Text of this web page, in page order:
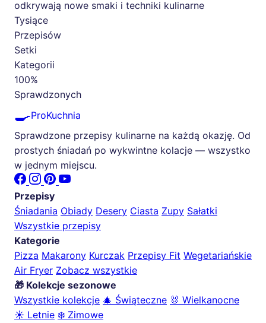
odkrywają nowe smaki i techniki kulinarne
Tysiące
Przepisów
Setki
Kategorii
100%
Sprawdzonych
🍳ProKuchnia
Sprawdzone przepisy kulinarne na każdą okazję. Od
prostych śniadań po wykwintne kolacje — wszystko
w jednym miejscu.
Przepisy
Śniadania Obiady Desery Ciasta Zupy Sałatki
Wszystkie przepisy
Kategorie
Pizza Makarony Kurczak Przepisy Fit Wegetariańskie
Air Fryer Zobacz wszystkie
🎁 Kolekcje sezonowe
Wszystkie kolekcje 🎄 Świąteczne 🐰 Wielkanocne
☀️ Letnie ❄️ Zimowe